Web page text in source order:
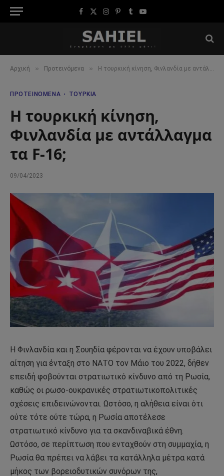
Facebook
X
Instagram
Pinterest
TumblrYouTube
Αρχική » Προτεινόμενα » Η τουρκική κίνηση, Φινλανδία με αντάλλαγμα τα F-16;
ΠΡΟΤΕΙΝΌΜΕΝΑ ΤΟΥΡΚΊΑ
Η τουρκική κίνηση,
Φινλανδία με αντάλλαγμα
τα F-16;
09/04/2023
Η Φινλανδία και η Σουηδία φέρονται να έχουν υποβάλει
αίτηση για ένταξη στο ΝΑΤΟ τον Μάιο του 2022, δήθεν
επειδή φοβούνται στρατιωτικό κίνδυνο από τη Ρωσία,
καθώς οι ρωσο-ουκρανικές στρατιωτικοπολιτικές
σχέσεις επιδεινώνονται. Ωστόσο, η αλήθεια είναι ότι
ούτε τότε ούτε τώρα, η Ρωσία αποτέλεσε
στρατιωτικό κίνδυνο για τα σκανδιναβικά έθνη.
Ωστόσο, σε περίπτωση που ενταχθούν στη συμμαχία, η
Ρωσία θα πρέπει να λάβει τα κατάλληλα μέτρα κατά
μήκος των βορειοδυτικών συνόρων της,